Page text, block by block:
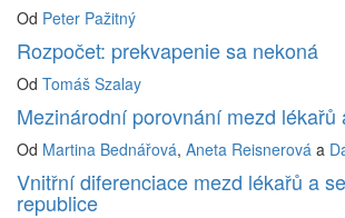
Od Peter Pažitný
Rozpočet: prekvapenie sa nekoná
Od Tomáš Szalay
Mezinárodní porovnání mezd lékařů
Od Martina Bednářová, Aneta Reisnerová a
Vnitřní diferenciace mezd lékařů a
republice